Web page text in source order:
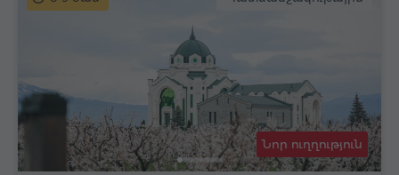
Նոր ուղղություն